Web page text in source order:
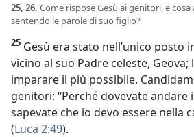
25, 26. Come rispose Gesù ai genitori, e
sentendo le parole di suo figlio?
25 Gesù era stato nell’unico posto
vicino al suo Padre celeste, Geova;
imparare il più possibile.
genitori: “Perché dovevate andare
sapevate che io devo essere nella
(Luca 2:49).